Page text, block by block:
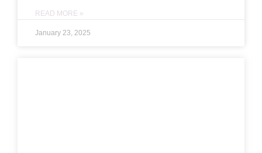
READ MORE »
January 23, 2025